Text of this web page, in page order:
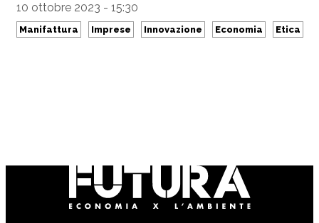
10 ottobre 2023 - 15:30
Manifattura Imprese Innovazione Economia Etica